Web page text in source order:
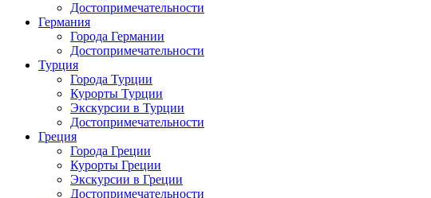
Достопримечательности
Германия
Города Германии
Достопримечательности
Турция
Города Турции
Курорты Турции
Экскурсии в Турции
Достопримечательности
Греция
Города Греции
Курорты Греции
Экскурсии в Греции
Достопримечательности